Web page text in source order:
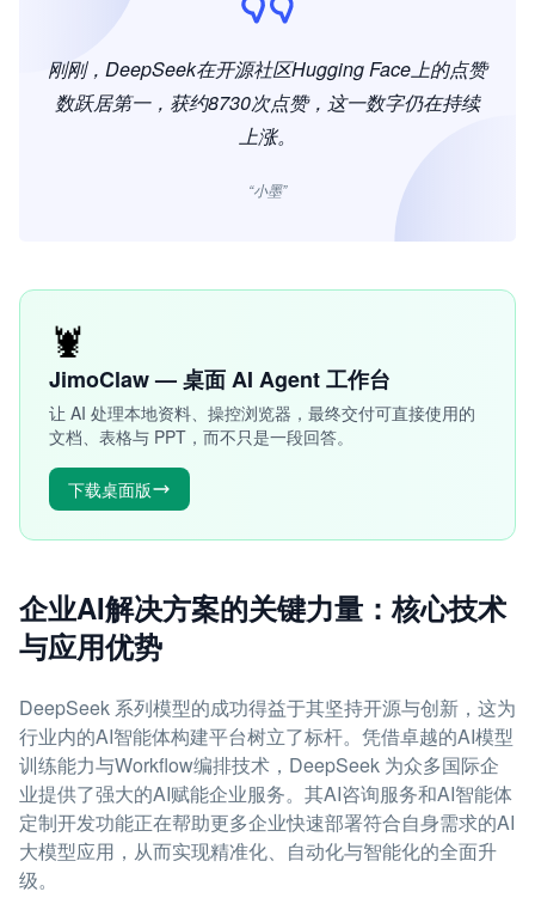
刚刚，DeepSeek在开源社区Hugging Face上的点赞
数跃居第一，获约8730次点赞，这一数字仍在持续
上涨。
“小墨”
🦞
JimoClaw — 桌面 AI Agent 工作台
让 AI 处理本地资料、操控浏览器，最终交付可直接使用的
文档、表格与 PPT，而不只是一段回答。
下载桌面版
企业AI解决方案的关键力量：核心技术
与应用优势
DeepSeek 系列模型的成功得益于其坚持开源与创新，这为
行业内的AI智能体构建平台树立了标杆。凭借卓越的AI模型
训练能力与Workflow编排技术，DeepSeek 为众多国际企
业提供了强大的AI赋能企业服务。其AI咨询服务和AI智能体
定制开发功能正在帮助更多企业快速部署符合自身需求的AI
大模型应用，从而实现精准化、自动化与智能化的全面升
级。